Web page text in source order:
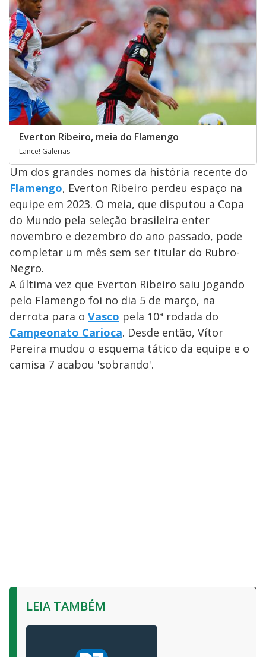
Everton Ribeiro, meia do Flamengo
Lance! Galerias
Um dos grandes nomes da história recente do
Flamengo, Everton Ribeiro perdeu espaço na
equipe em 2023. O meia, que disputou a Copa
do Mundo pela seleção brasileira enter
novembro e dezembro do ano passado, pode
completar um mês sem ser titular do Rubro-
Negro.
A última vez que Everton Ribeiro saiu jogando
pelo Flamengo foi no dia 5 de março, na
derrota para o Vasco pela 10ª rodada do
Campeonato Carioca. Desde então, Vítor
Pereira mudou o esquema tático da equipe e o
camisa 7 acabou 'sobrando'.
LEIA TAMBÉM